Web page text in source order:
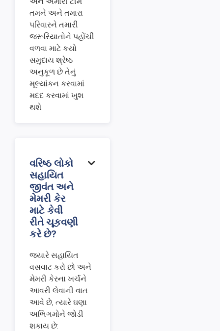
તમને અને તમારા
પરિવારને તમારી
જરૂરિયાતોને પહોંચી
વળવા માટે કયો
સમુદાય શ્રેષ્ઠ
અનુકૂળ છે તેનું
મૂલ્યાંકન કરવામાં
મદદ કરવામાં ખુશ
થશે.
વરિષ્ઠ લોકો
સહાયિત
જીવંત અને
મેમરી કેર
માટે કેવી
રીતે ચૂકવણી
કરે છે?

જ્યારે સહાયિત
વસવાટ કરો છો અને
મેમરી કેરના ખર્ચને
આવરી લેવાની વાત
આવે છે, ત્યારે ઘણા
અભિગમોને જોડી
શકાય છે: